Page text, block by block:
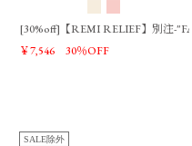
[30%off]【REMI RELIEF】別注-
￥7,546
30％OFF
SALE除外